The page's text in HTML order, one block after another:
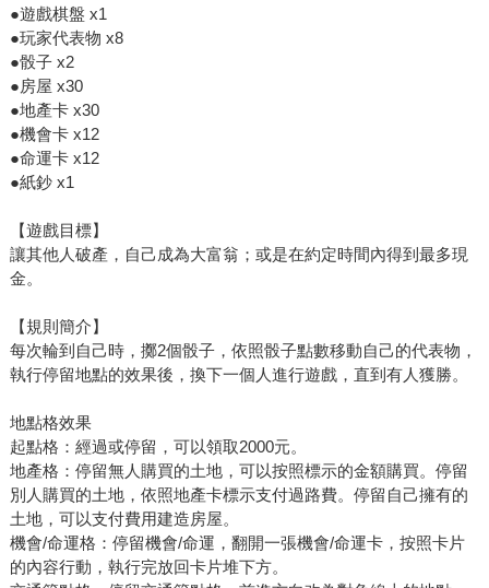
●遊戲棋盤 x1
●玩家代表物 x8
●骰子 x2
●房屋 x30
●地產卡 x30
●機會卡 x12
●命運卡 x12
●紙鈔 x1
【遊戲目標】
讓其他人破產，自己成為大富翁；或是在約定時間內得到最多現
金。
【規則簡介】
每次輪到自己時，擲2個骰子，依照骰子點數移動自己的代表物，
執行停留地點的效果後，換下一個人進行遊戲，直到有人獲勝。
地點格效果
起點格：經過或停留，可以領取2000元。
地產格：停留無人購買的土地，可以按照標示的金額購買。停留
別人購買的土地，依照地產卡標示支付過路費。停留自己擁有的
土地，可以支付費用建造房屋。
機會/命運格：停留機會/命運，翻開一張機會/命運卡，按照卡片
的內容行動，執行完放回卡片堆下方。